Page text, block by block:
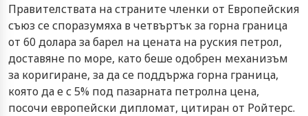
Правителствата на страните членки от Европейския
съюз се споразумяха в четвъртък за горна граница
от 60 долара за барел на цената на руския петрол,
доставяне по море, като беше одобрен механизъм
за коригиране, за да се поддържа горна граница,
която да е с 5% под пазарната петролна цена,
посочи европейски дипломат, цитиран от Ройтерс.